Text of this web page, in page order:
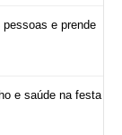
e prende
e saúde na festa